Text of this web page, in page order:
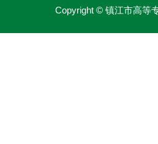
Copyright © 镇江市高等